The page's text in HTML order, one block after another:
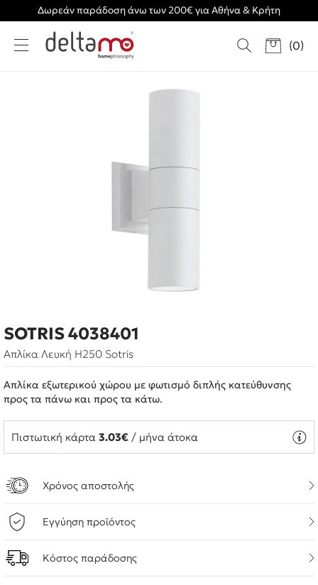
Δωρεάν παράδοση άνω των 200€ για Αθήνα & Κρήτη
(0)
SOTRIS 4038401
Απλίκα Λευκή Η250 Sotris
Απλίκα εξωτερικού χώρου με φωτισμό διπλής κατεύθυνσης
προς τα πάνω και προς τα κάτω.
Πιστωτική κάρτα 3.03€ / μήνα άτοκα
Χρόνος αποστολής
Εγγύηση προϊόντος
Κόστος παράδοσης